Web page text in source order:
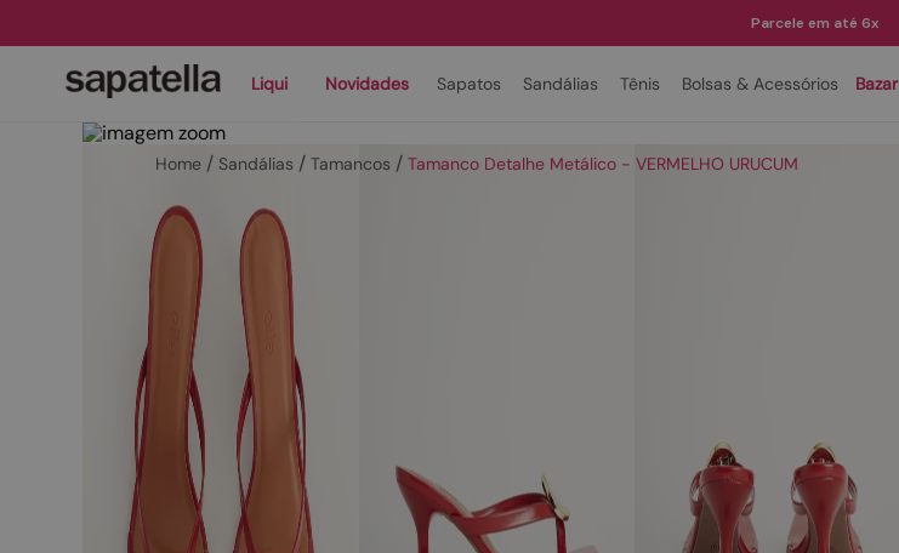
Parcele em até 6x
Liqui Novidades Sapatos Sandálias Tênis Bolsas & Acessórios Bazar
Sandálias Tamancos Tamanco Detalhe Metálico - VERMELHO URUCUM
Clique para dar zoom
8º
9º